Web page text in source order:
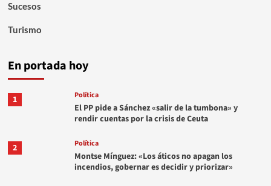
Sucesos
Turismo
En portada hoy
1 Política
El PP pide a Sánchez «salir de la tumbona» y
rendir cuentas por la crisis de Ceuta
2 Política
Montse Mínguez: «Los áticos no apagan los
incendios, gobernar es decidir y priorizar»